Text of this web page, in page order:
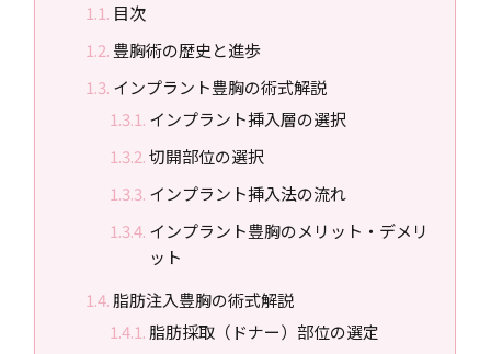
目次
豊胸術の歴史と進歩
インプラント豊胸の術式解説
インプラント挿入層の選択
切開部位の選択
インプラント挿入法の流れ
インプラント豊胸のメリット・デメリ
ット
脂肪注入豊胸の術式解説
脂肪採取（ドナー）部位の選定